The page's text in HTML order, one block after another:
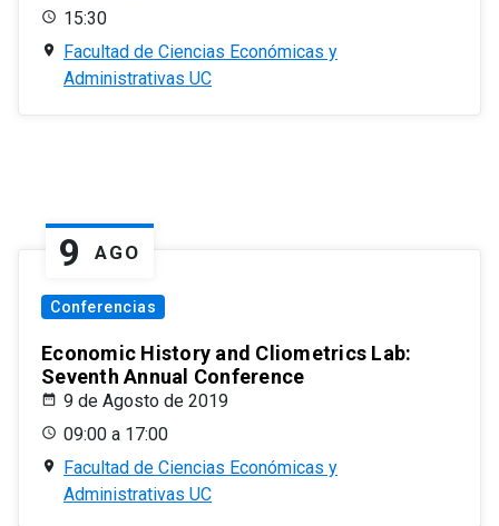
15:30
Facultad de Ciencias Económicas y
Administrativas UC
9 AGO
Conferencias
Economic History and Cliometrics Lab:
Seventh Annual Conference
9 de Agosto de 2019
09:00 a 17:00
Facultad de Ciencias Económicas y
Administrativas UC